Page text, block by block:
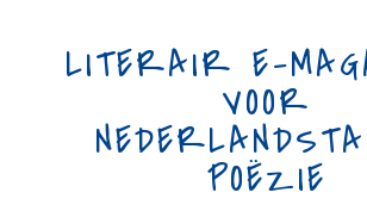
LITERAIR E-
VOOR
POËZIE